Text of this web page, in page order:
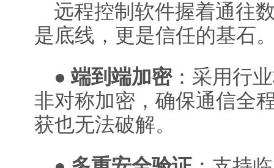
远程控制软件握着通往
是底线，更是信任的基石
●端到端加密：采用行
非对称加密，确保通信全
获也无法破解。